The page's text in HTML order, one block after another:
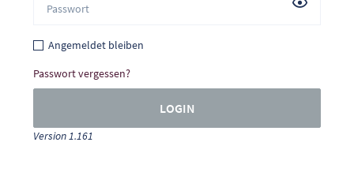
Angemeldet bleiben
Passwort vergessen?
LOGIN
Version 1.161